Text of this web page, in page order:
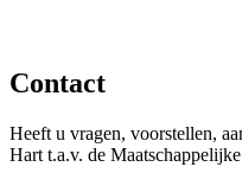
Contact
Heeft u vragen, voorstellen,
Hart t.a.v. de